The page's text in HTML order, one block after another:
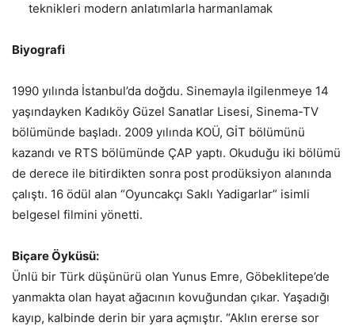
teknikleri modern anlatımlarla harmanlamak
Biyografi
1990 yılında İstanbul’da doğdu. Sinemayla ilgilenmeye 14
yaşındayken Kadıköy Güzel Sanatlar Lisesi, Sinema-TV
bölümünde başladı. 2009 yılında KOÜ, GİT bölümünü
kazandı ve RTS bölümünde ÇAP yaptı. Okuduğu iki bölümü
de derece ile bitirdikten sonra post prodüksiyon alanında
çalıştı. 16 ödül alan “Oyuncakçı Saklı Yadigarlar” isimli
belgesel filmini yönetti.
Biçare Öyküsü:
Ünlü bir Türk düşünürü olan Yunus Emre, Göbeklitepe’de
yanmakta olan hayat ağacının kovuğundan çıkar. Yaşadığı
kayıp, kalbinde derin bir yara açmıştır. “Aklın ererse sor